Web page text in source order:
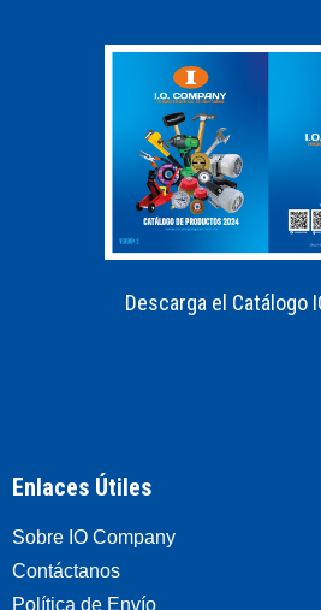
Descarga el Catálogo
Enlaces Útiles
Sobre IO Company
Contáctanos
Política de Envío